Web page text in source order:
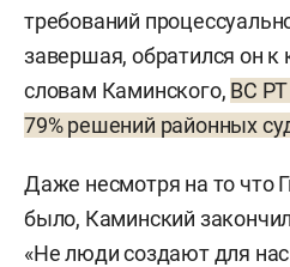
требований
завершая, обратился он к
словам Каминского, ВС РТ
79% решений районных
Даже несмотря на то что
было, Каминский
«Не люди создают для